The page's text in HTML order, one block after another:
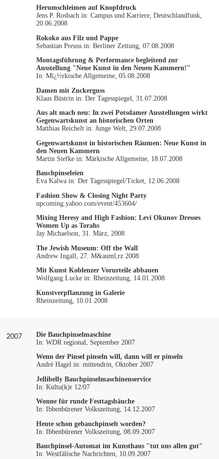
Herumschleimen auf Knopfdruck
Jens P. Rosbach in: Campus und Karriere, Deutschlandfunk,
20.06.2008
Rokoko aus Filz und Pappe
Sebastian Preuss in: Berliner Zeitung, 07.08.2008
Montagsführung & Performance begleitend zur
Ausstellung "Neue Kunst in den Neuen Kammern!"
In: Mï¿½rkische Allgemeine, 05.08.2008
Damen mit Zuckerguss
Klaus Büstrin in: Der Tagesspiegel, 31.07.2008
Aus alt mach neu: In zwei Potsdamer Ausstellungen wirkt
Gegenwartskunst an historischen Orten
Matthias Reichelt in: Junge Welt, 29.07.2008
Gegenwartskunst in historischen Räumen: Neue Kunst in
den Neuen Kammern
Martin Stefke in: Märkische Allgemeine, 18.07.2008
Bauchpinseleien
Eva Kalwa in: Der Tagesspiegel/Ticket, 12.06.2008
Fashion Show & Closing Night Party
upcoming.yahoo.com/event/453604/
Mixing Heresy and High Fashion: Levi Okunov Dresses
Women Up as Torahs
Jay Michaelson, 31. März, 2008
The Jewish Museum: Off the Wall
Andrew Ingall, 27. M&auml;rz 2008
Mit Kunst Koblenzer Vorurteile abbauen
Wolfgang Lucke in: Rheinzeitung, 14.01.2008
Kunstverpflanzung in Galerie
Rheinzeitung, 10.01.2008
2007
Die Bauchpinselmaschine
In: WDR regional, September 2007
Wenn der Pinsel pinseln will, dann will er pinseln
André Hagel in: mittendrin, Oktober 2007
Jellibelly Bauchpinselmaschinenservice
In: Kultu(k)r 12/07
Wonne für runde Festtagsbäuche
In: Ibbenbürener Volkszeitung, 14.12.2007
Heute schon gebauchpinselt worden?
In: Ibbenbürener Volkszeitung, 08.09.2007
Bauchpinsel-Automat im Kunsthaus "tut uns allen gut"
In: Westfälische Nachrichten, 10.09.2007